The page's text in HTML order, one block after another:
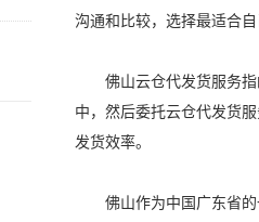
沟通和比较，选择最适合
佛山云仓代发货服务
中，然后委托云仓代发货
发货效率。
佛山作为中国广东省